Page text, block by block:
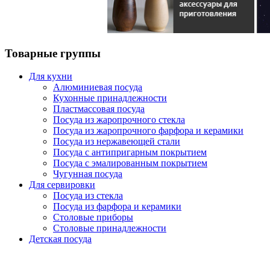
Товарные группы
Для кухни
Алюминиевая посуда
Кухонные принадлежности
Пластмассовая посуда
Посуда из жаропрочного стекла
Посуда из жаропрочного фарфора и керамики
Посуда из нержавеющей стали
Посуда с антипригарным покрытием
Посуда с эмалированным покрытием
Чугунная посуда
Для сервировки
Посуда из стекла
Посуда из фарфора и керамики
Столовые приборы
Столовые принадлежности
Детская посуда